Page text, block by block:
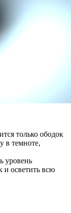
только ободок
в темноте,
уровень
и осветить всю